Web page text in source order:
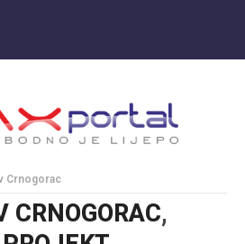
Crnogorac
CRNOGORAC,